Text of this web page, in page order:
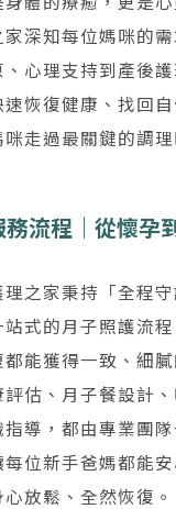
家深知每位媽咪的
心理支持到產後
恢復健康、找回
走過最關鍵的調
流程｜從懷孕
之家秉持「全程守
式的月子照護流
能獲得一致、細
評估、月子餐設計
導，都由專業團
位新手爸媽都能
放鬆、全然恢復。